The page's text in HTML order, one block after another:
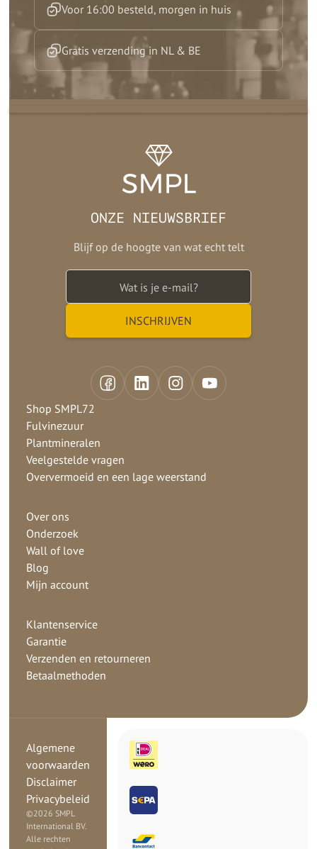
Voor 16:00 besteld, morgen in huis
Gratis verzending in NL & BE
ONZE NIEUWSBRIEF
Blijf op de hoogte van wat echt telt
Shop SMPL72
Fulvinezuur
Plantmineralen
Veelgestelde vragen
Oververmoeid en een lage weerstand
Over ons
Onderzoek
Wall of love
Blog
Mijn account
Klantenservice
Garantie
Verzenden en retourneren
Betaalmethoden
Algemene
voorwaarden
Disclaimer
Privacybeleid
©2026 SMPL
International BV.
Alle rechten